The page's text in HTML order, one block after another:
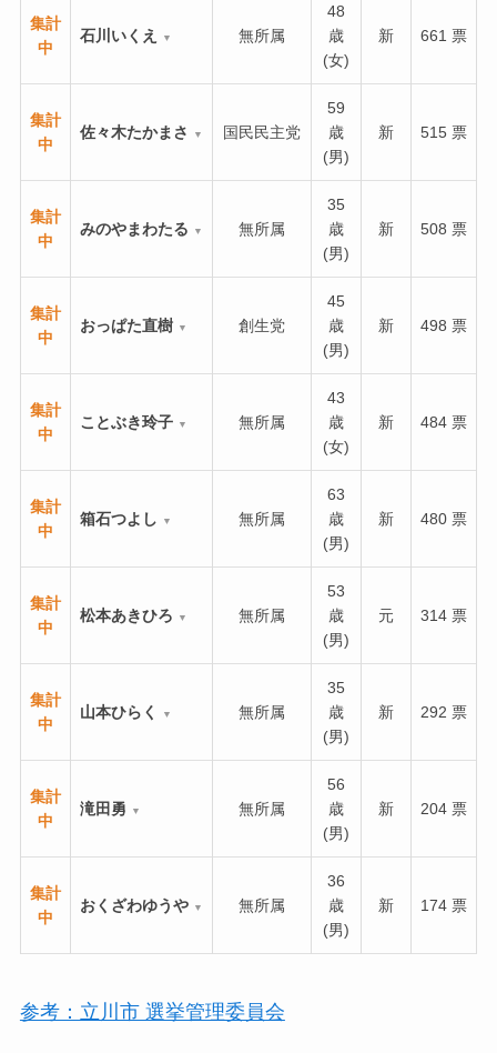
集計
中
石川いくえ ▼ 無所属
48
歳
(女)
新 661 票
集計
中
佐々木たかまさ ▼ 国民民主党
59
歳
(男)
新 515 票
集計
中
みのやまわたる ▼ 無所属
35
歳
(男)
新 508 票
集計
中
おっぱた直樹 ▼ 創生党
45
歳
(男)
新 498 票
集計
中
ことぶき玲子 ▼ 無所属
43
歳
(女)
新 484 票
集計
中
箱石つよし ▼ 無所属
63
歳
(男)
新 480 票
集計
中
松本あきひろ ▼ 無所属
53
歳
(男)
元 314 票
集計
中
山本ひらく ▼ 無所属
35
歳
(男)
新 292 票
集計
中
滝田勇 ▼ 無所属
56
歳
(男)
新 204 票
集計
中
おくざわゆうや ▼ 無所属
36
歳
(男)
新 174 票
参考：立川市 選挙管理委員会